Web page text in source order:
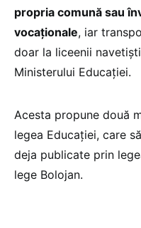
propria comună sau
vocaționale, iar
doar la liceenii
Ministerului Educației.
Acesta propune două
legea Educației, care
deja publicate prin
lege Bolojan.